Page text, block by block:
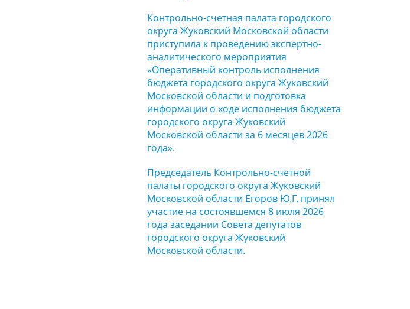
Контрольно-счетная палата городского
округа Жуковский Московской области
приступила к проведению экспертно-
аналитического мероприятия
«Оперативный контроль исполнения
бюджета городского округа Жуковский
Московской области и подготовка
информации о ходе исполнения бюджета
городского округа Жуковский
Московской области за 6 месяцев 2026
года».
Председатель Контрольно-счетной
палаты городского округа Жуковский
Московской области Егоров Ю.Г. принял
участие на состоявшемся 8 июля 2026
года заседании Совета депутатов
городского округа Жуковский
Московской области.